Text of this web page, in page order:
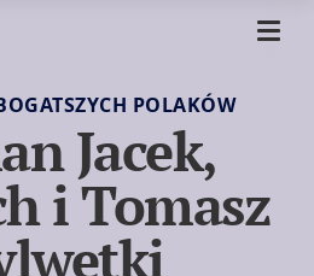
POLAKÓW
Jacek,
i Tomasz